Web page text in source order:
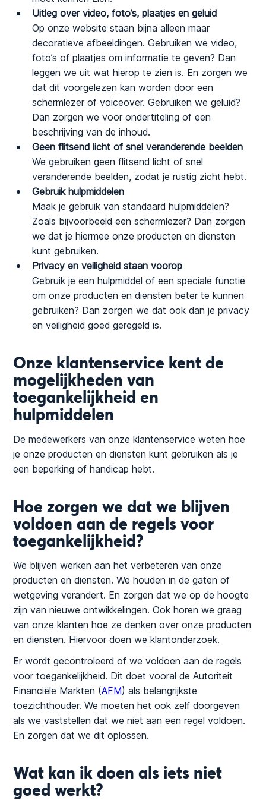
Uitleg over video, foto’s, plaatjes en geluid
Op onze website staan bijna alleen maar
decoratieve afbeeldingen. Gebruiken we video,
foto’s of plaatjes om informatie te geven? Dan
leggen we uit wat hierop te zien is. En zorgen we
dat dit voorgelezen kan worden door een
schermlezer of voiceover. Gebruiken we geluid?
Dan zorgen we voor ondertiteling of een
beschrijving van de inhoud.
Geen flitsend licht of snel veranderende beelden
We gebruiken geen flitsend licht of snel
veranderende beelden, zodat je rustig zicht hebt.
Gebruik hulpmiddelen
Maak je gebruik van standaard hulpmiddelen?
Zoals bijvoorbeeld een schermlezer? Dan zorgen
we dat je hiermee onze producten en diensten
kunt gebruiken.
Privacy en veiligheid staan voorop
Gebruik je een hulpmiddel of een speciale functie
om onze producten en diensten beter te kunnen
gebruiken? Dan zorgen we dat ook dan je privacy
en veiligheid goed geregeld is.
Onze klantenservice kent de
mogelijkheden van
toegankelijkheid en
hulpmiddelen
De medewerkers van onze klantenservice weten hoe
je onze producten en diensten kunt gebruiken als je
een beperking of handicap hebt.
Hoe zorgen we dat we blijven
voldoen aan de regels voor
toegankelijkheid?
We blijven werken aan het verbeteren van onze
producten en diensten. We houden in de gaten of
wetgeving verandert. En zorgen dat we op de hoogte
zijn van nieuwe ontwikkelingen. Ook horen we graag
van onze klanten hoe ze denken over onze producten
en diensten. Hiervoor doen we klantonderzoek.
Er wordt gecontroleerd of we voldoen aan de regels
voor toegankelijkheid. Dit doet vooral de Autoriteit
Financiële Markten (AFM) als belangrijkste
toezichthouder. We moeten het ook zelf doorgeven
als we vaststellen dat we niet aan een regel voldoen.
En zorgen dat we dit oplossen.
Wat kan ik doen als iets niet
goed werkt?